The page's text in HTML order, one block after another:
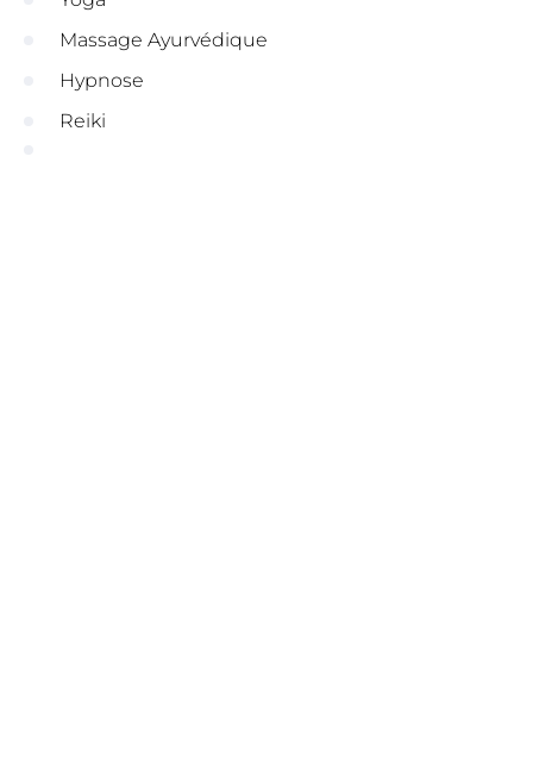
Massage Ayurvédique
Hypnose
Reiki